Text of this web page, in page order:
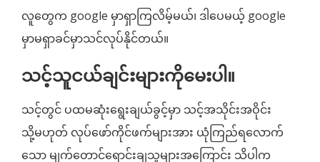
လူတွေက google မှာရှာကြလိမ့်မယ်၊ ဒါပေမယ့် google
မှာမရှာခင်မှာသင်လုပ်နိုင်တယ်။
သင့်သူငယ်ချင်းများကိုမေးပါ။
သင့်တွင် ပထမဆုံးရွေးချယ်ခွင့်မှာ သင့်အသိုင်းအဝိုင်း
သို့မဟုတ် လုပ်ဖော်ကိုင်ဖက်များအား ယုံကြည်ရလောက်
သော မျက်တောင်ရောင်းချသူများအကြောင်း သိပါက